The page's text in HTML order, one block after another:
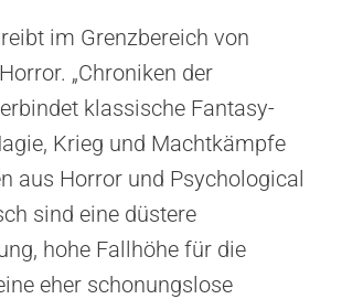
im Grenzbereich von
„Chroniken der
klassische Fantasy-
Krieg und Machtkämpfe
aus Horror und Psychological
sind eine düstere
hohe Fallhöhe für die
eher schonungslose